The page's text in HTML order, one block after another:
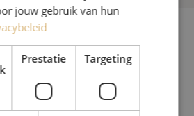
Meten
jouw gebruik van hun
Prestatie Targeting